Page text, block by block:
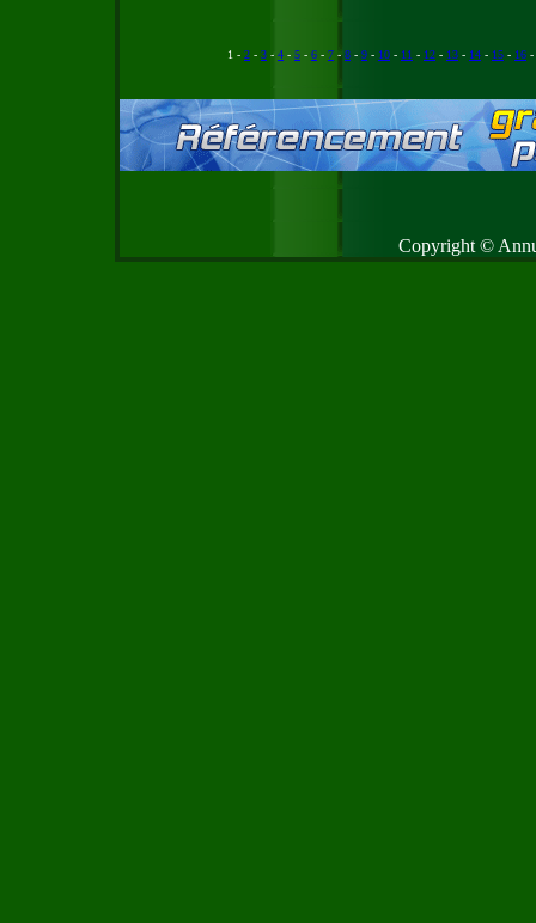
1 - 2 - 3 - 4 - 5 - 6 - 7 -8 - 9 - 10 - 11 - 12 - 13 - 14 - 15 - 16 -
Copyright ©